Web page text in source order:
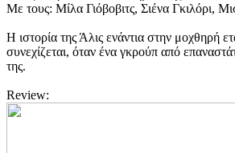
Με τους: Μίλα Γιόβοβιτς, Σιένα Γκιλόρι,
Η ιστορία της Άλις ενάντια στην μοχθηρή
συνεχίζεται, όταν ένα γκρούπ από
της.
Review: